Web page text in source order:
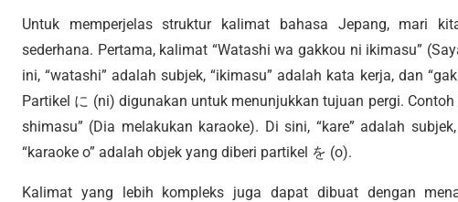
Untuk memperjelas struktur kalimat bahasa Jepang, mari
sederhana. Pertama, kalimat “Watashi wa gakkou ni ikimasu”
ini, “watashi” adalah subjek, “ikimasu” adalah kata kerja, dan
Partikel に (ni) digunakan untuk menunjukkan tujuan pergi.
shimasu” (Dia melakukan karaoke). Di sini, “kare” adalah
“karaoke o” adalah objek yang diberi partikel を (o).
Kalimat yang lebih kompleks juga dapat dibuat dengan